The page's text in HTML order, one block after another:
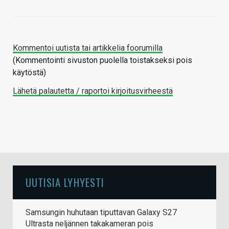
Kommentoi uutista tai artikkelia foorumilla
(Kommentointi sivuston puolella toistakseksi pois
käytöstä)
Lähetä palautetta / raportoi kirjoitusvirheestä
UUTISIA LYHYESTI
Samsungin huhutaan tiputtavan Galaxy S27
Ultrasta neljännen takakameran pois